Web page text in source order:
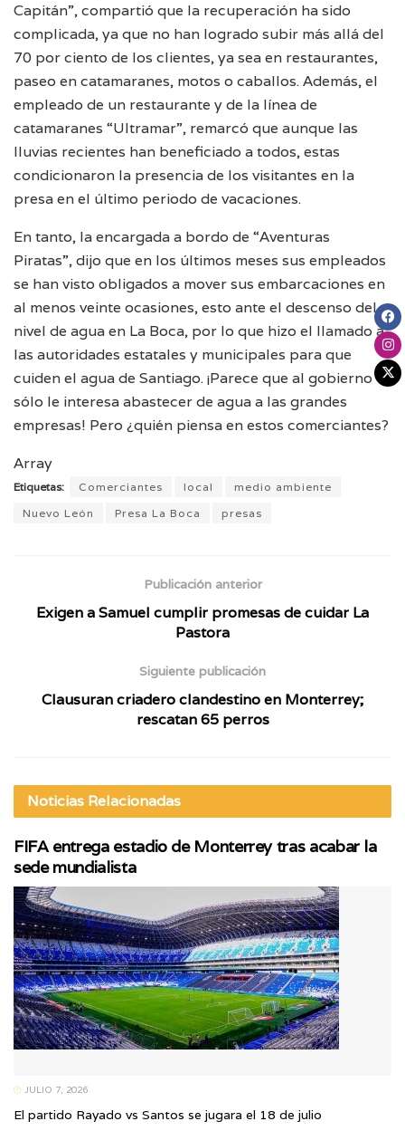
Capitán”, compartió que la recuperación ha sido
complicada, ya que no han logrado subir más allá del
70 por ciento de los clientes, ya sea en restaurantes,
paseo en catamaranes, motos o caballos. Además, el
empleado de un restaurante y de la línea de
catamaranes “Ultramar”, remarcó que aunque las
lluvias recientes han beneficiado a todos, estas
condicionaron la presencia de los visitantes en la
presa en el último periodo de vacaciones.
En tanto, la encargada a bordo de “Aventuras
Piratas”, dijo que en los últimos meses sus empleados
se han visto obligados a mover sus embarcaciones en
al menos veinte ocasiones, esto ante el descenso del
nivel de agua en La Boca, por lo que hizo el llamado a
las autoridades estatales y municipales para que
cuiden el agua de Santiago. ¡Parece que al gobierno
sólo le interesa abastecer de agua a las grandes
empresas! Pero ¿quién piensa en estos comerciantes?
Array
Etiquetas: Comerciantes local
medio ambiente
Nuevo León
Presa La Boca presas
Publicación anterior
Exigen a Samuel cumplir promesas de cuidar La
Pastora
Siguiente publicación
Clausuran criadero clandestino en Monterrey;
rescatan 65 perros
Noticias Relacionadas
FIFA entrega estadio de Monterrey tras acabar la
sede mundialista
JULIO 7, 2026
El partido Rayado vs Santos se jugara el 18 de julio